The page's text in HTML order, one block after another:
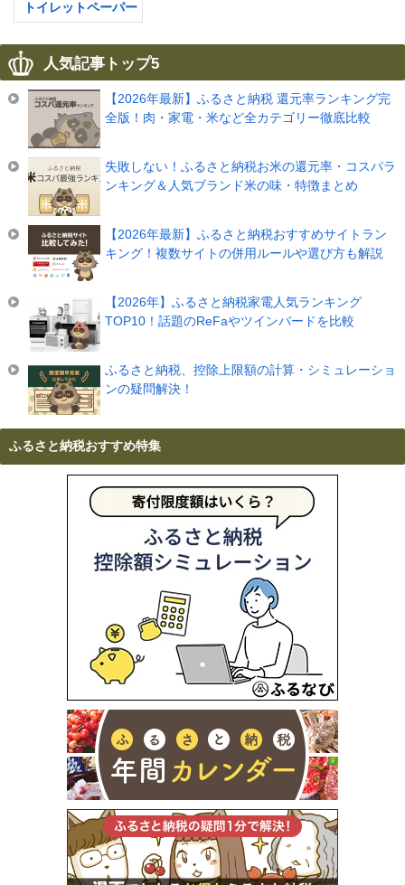
トイレットペーパー
人気記事トップ5
【2026年最新】ふるさと納税 還元率ランキング完
全版！肉・家電・米など全カテゴリー徹底比較
失敗しない！ふるさと納税お米の還元率・コスパラ
ンキング＆人気ブランド米の味・特徴まとめ
【2026年最新】ふるさと納税おすすめサイトラン
キング！複数サイトの併用ルールや選び方も解説
【2026年】ふるさと納税家電人気ランキング
TOP10！話題のReFaやツインバードを比較
ふるさと納税、控除上限額の計算・シミュレーショ
ンの疑問解決！
ふるさと納税おすすめ特集